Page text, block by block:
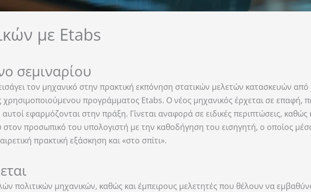
με Etabs
σεμιναρίου
τον μηχανικό στην πρακτική εκπόνηση στατικών μελετών κατασκευών
προγράμματος Etabs. Ο νέος μηχανικός έρχεται σε επαφή,
εφαρμόζονται στην πράξη. Γίνεται αναφορά σε ειδικές περιπτώσεις,
στον προσωπικό του υπολογιστή με την καθοδήγηση του εισηγητή, ο οποίος
πρακτική εξάσκηση και «στο σπίτι».
πολιτικών μηχανικών, καθώς και έμπειρους μελετητές που θέλουν να